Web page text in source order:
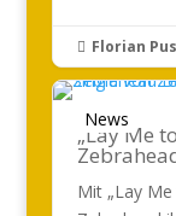
 Florian
News
„Lay Me
Mit „Lay